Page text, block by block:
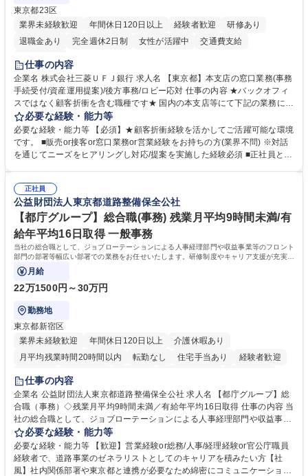
東京都23区
業界未経験歓迎
年間休日120日以上 経験者歓迎
研修あり
退職金あり
完全週休2日制 女性が活躍中
交通費支給
土日祝休み
仕事の内容
企業名 株式会社三菱ＵＦＪ銀行 求人名 【東京都】本支店の窓口業務(事務
手続受付/資産運用提案)/後方事務/ロビー応対 仕事の内容 ★バックオフィ
スではなく顧客折衝を含む職種です★ 国内の本支店等にて下記の業務に従
事していただきます。 ■窓口/後方/ロビーにて事務手続等の受付・オペレ
ーション、お客様対応 ■窓口にて、ご来店された個人のお客様に対して金
融商品のご提案 ■効率的な事務運用の検討・構築等 ≪業務紹介：ご応募前
に必ずご覧ください≫ ※記事 https://www.mysite.bk.mufg.jp/career/circle/
必要な経験・能力等
必要な経験・能力等 【必須】★顧客折衝経験を活かしてご活躍可能な環境
です。 ■販売or接客or窓口業務or営業経験をお持ちの方(業界不問) ※対話
を通じてニーズをヒアリングし対応/提案を実施した経験必須 ■正社員とし
るので安心して入行いただけます。 幅広いキャリアの選択肢があり、公募
や社内副業等を活用し、 一人ひとりが挑戦できるカルチャーが浸透してい
ます。 学歴・資格 学歴：大学院 大学 高専 短大 専修学校 高校 語学力：
資格：
正社員
公益財団法人東京都道路整備保全公社
【都庁グループ】総合職(事務) 残業月平均9時間未満/有
給年平均16日取得 一般事務
当社の総合職として、ジョブローテーションによる人事経理部門や収益事業等のフロント
部門の部署等幅広い部署での業務をお任せいたします。研修制度やキャリア支援が充実し
ております！ ※下記業務詳細
月給
22万1500円～30万円
勤務地
東京都新宿区
業界未経験歓迎
年間休日120日以上
介護休暇あり
月平均残業時間20時間以内
転勤なし 住宅手当あり
経験者歓迎
研修あり
退職金あり
駅近5分以内
資格取得手当あり 食事補助あり
仕事の内容
企業名 公益財団法人東京都道路整備保全公社 求人名 【都庁グループ】総
合職（事務）◇残業月平均9時間未満／有給年平均16日取得 仕事の内容 当
社の総合職として、ジョブローテーションによる人事経理部門や収益事業
等のフロント部門の部署等幅広い部署での業務をお任せいたします。研修
制度やキャリア支援が充実しております！ ※下記業務詳細 【業務詳細】■
管理部門：広報、人事、経理など当公社の運営に係る管理業務 ■収益部
門：駐車場の新規開拓、管理運営、新宿駅西口広場の「イベントコーナ
必要な経験・能力等
必要な経験・能力等 【歓迎】営業経験or総務/人事/経理経験or官公庁職員
経験者で、道路事業のゼネラリストとしてのキャリアを積みたい方【社
風】社内関係部署や東京都と連携が必要なため綿密にコミュニケーション